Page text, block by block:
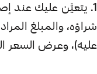
1. يتعيَّن عليك عند
شراؤه، والمبلغ
عليه)، وعرض السعر